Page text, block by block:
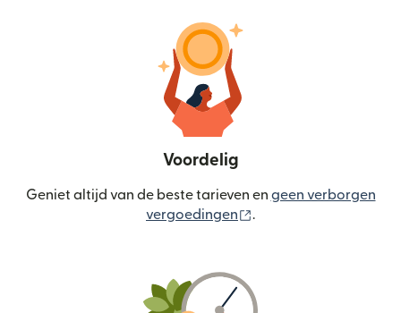
Voordelig
Geniet altijd van de beste tarieven en geen verborgen
vergoedingen
.